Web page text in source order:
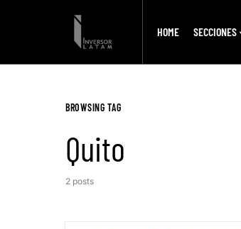
HOME SECCIONES
BROWSING TAG
Quito
2 posts